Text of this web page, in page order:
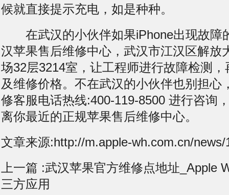
候就直接提示充电，如是种种。
在武汉的小伙伴如果iPhone出现故障
汉苹果售后维修中心，武汉市江汉区解放
场32层3214室，让工程师进行故障检测
及维修价格。不在武汉的小伙伴也别担心
修客服电话热线:400-119-8500 进行咨询
离你最近的正规苹果售后维修中心。
文章来源:http://m.apple-wh.com.cn/news/
上一篇 :武汉苹果官方维修点地址_Apple
三方应用